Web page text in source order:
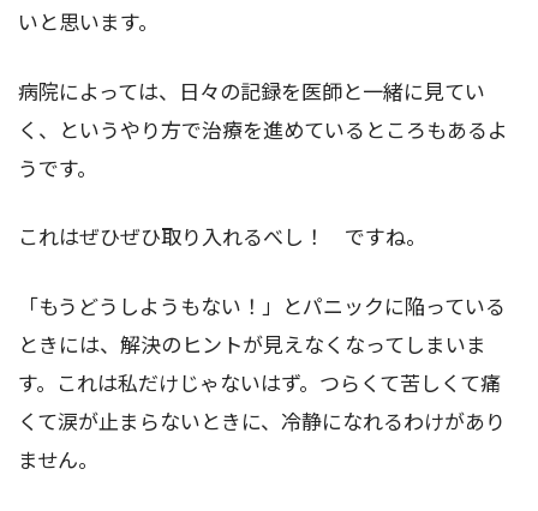
いと思います。
病院によっては、日々の記録を医師と一緒に見てい
く、というやり方で治療を進めているところもあるよ
うです。
これはぜひぜひ取り入れるべし！ ですね。
「もうどうしようもない！」とパニックに陥っている
ときには、解決のヒントが見えなくなってしまいま
す。これは私だけじゃないはず。つらくて苦しくて痛
くて涙が止まらないときに、冷静になれるわけがあり
ません。